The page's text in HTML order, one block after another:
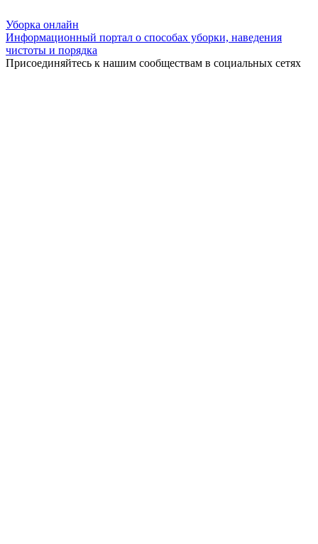
Уборка онлайн
Информационный портал о способах уборки, наведения
чистоты и порядка
Присоединяйтесь к нашим сообществам в социальных сетях